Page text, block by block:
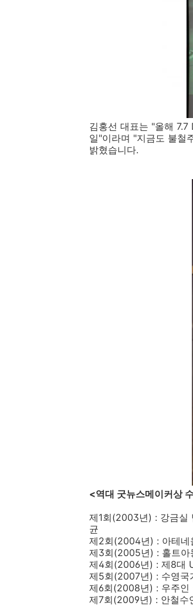
김홍선 대표는 "올해
일"이라며 "지금도 불철
밝혔습니다.
<역대 굿뉴스메이커상
제1회(2003년) : 강금실
균
제2회(2004년) : 아테네
제3회(2005년) : 홀트아
제4회(2006년) : 제8대
제5회(2007년) : 수영국
제6회(2008년) : 우주인
제7회(2009년) : 안철수